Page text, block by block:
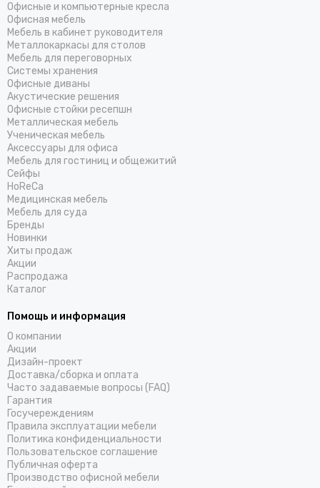
Офисные и компьютерные кресла
Офисная мебель
Мебель в кабинет руководителя
Металлокаркасы для столов
Мебель для переговорных
Системы хранения
Офисные диваны
Акустические решения
Офисные стойки ресепшн
Металлическая мебель
Ученическая мебель
Аксессуары для офиса
Мебель для гостиниц и общежитий
Cейфы
HoReCa
Медицинская мебель
Мебель для суда
Бренды
Новинки
Хиты продаж
Акции
Распродажа
Каталог
Помощь и информация
О компании
Акции
Дизайн-проект
Доставка/cборка и оплата
Часто задаваемые вопросы (FAQ)
Гарантия
Госучереждениям
Правила эксплуатации мебели
Политика конфиденциальности
Пользовательское соглашение
Публичная оферта
Производство офисной мебели